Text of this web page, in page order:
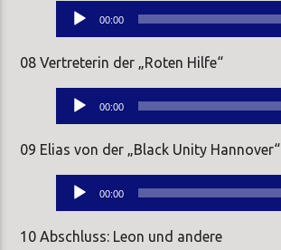
Audio-
00:00
08 Vertreterin der „Roten Hilfe“
Audio-
00:00
09 Elias von der „Black Unity Hannover“
Audio-
00:00
10 Abschluss: Leon und andere